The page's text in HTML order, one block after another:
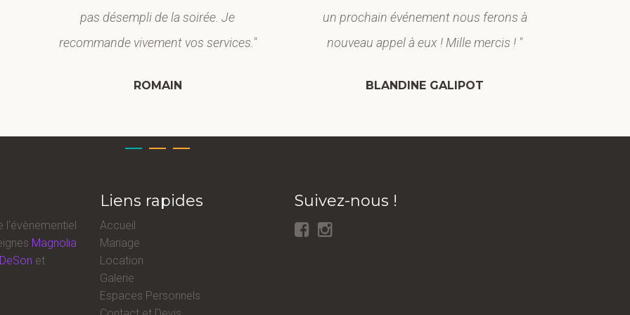
pas désempli de la soirée. Je
recommande vivement vos services."
ROMAIN
un prochain événement nous ferons à
nouveau appel à eux ! Mille mercis ! "
BLANDINE GALIPOT
l'évènementiel
Magnolia
et
Liens rapides
Accueil
Mariage
Location
Galerie
Espaces Personnels
Suivez-nous !